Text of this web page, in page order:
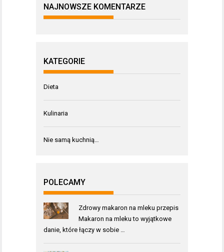
NAJNOWSZE KOMENTARZE
KATEGORIE
Dieta
Kulinaria
Nie samą kuchnią…
POLECAMY
Zdrowy makaron na mleku przepis
Makaron na mleku to wyjątkowe
danie, które łączy w sobie …